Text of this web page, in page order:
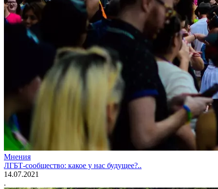
Мнения
ЛГБТ-сообщество: какое у нас будущее?..
14.07.2021
.